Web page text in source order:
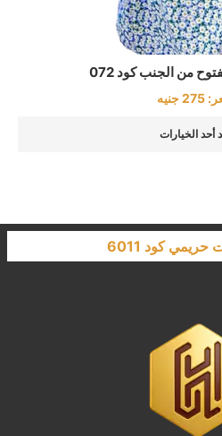
من الجنب كود 072
275جنيه
أحد الخيارات
كود 9643